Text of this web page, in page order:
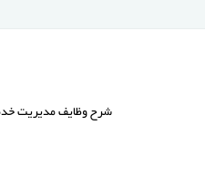
شرح وظایف مدیریت